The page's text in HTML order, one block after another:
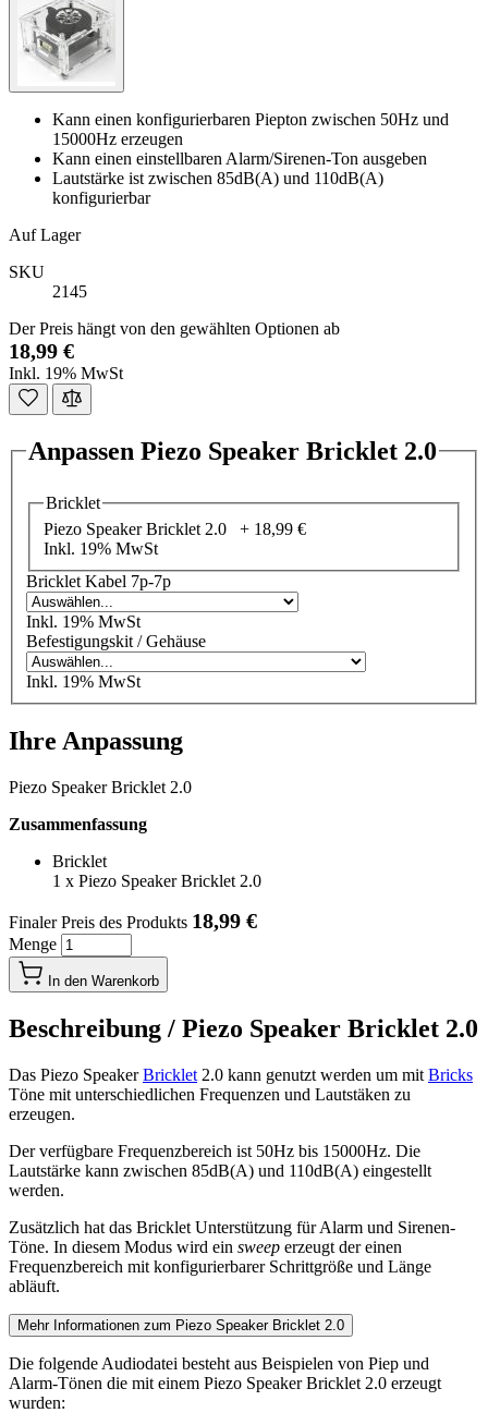
Kann einen konfigurierbaren Piepton zwischen 50Hz und
15000Hz erzeugen
Kann einen einstellbaren Alarm/Sirenen-Ton ausgeben
Lautstärke ist zwischen 85dB(A) und 110dB(A)
konfigurierbar
Auf Lager
SKU
2145
Der Preis hängt von den gewählten Optionen ab
18,99 €
Inkl. 19% MwSt
Anpassen Piezo Speaker Bricklet 2.0
Bricklet
Piezo Speaker Bricklet 2.0 + 18,99 €
Inkl. 19% MwSt
Bricklet Kabel 7p-7p
Inkl. 19% MwSt
Befestigungskit / Gehäuse
Inkl. 19% MwSt
Ihre Anpassung
Piezo Speaker Bricklet 2.0
Zusammenfassung
Bricklet
1 x Piezo Speaker Bricklet 2.0
Finaler Preis des Produkts 18,99 €
Menge
In den Warenkorb
Beschreibung / Piezo Speaker Bricklet 2.0
Das Piezo SpeakerBricklet 2.0 kann genutzt werden um mit Bricks
Töne mit unterschiedlichen Frequenzen und Lautstäken zu
erzeugen.
Der verfügbare Frequenzbereich ist 50Hz bis 15000Hz. Die
Lautstärke kann zwischen 85dB(A) und 110dB(A) eingestellt
werden.
Zusätzlich hat das Bricklet Unterstützung für Alarm und Sirenen-
Töne. In diesem Modus wird ein sweep erzeugt der einen
Frequenzbereich mit konfigurierbarer Schrittgröße und Länge
abläuft.
Mehr Informationen zum Piezo Speaker Bricklet 2.0
Die folgende Audiodatei besteht aus Beispielen von Piep und
Alarm-Tönen die mit einem Piezo Speaker Bricklet 2.0 erzeugt
wurden: